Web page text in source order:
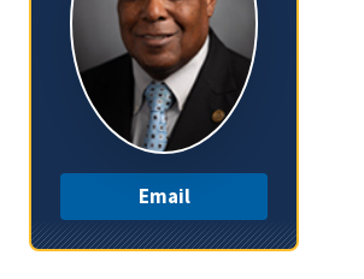
Email